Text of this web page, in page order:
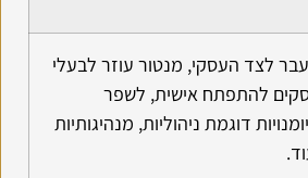
לצד העסקי, מנטור עוזר לבעלי
להתפתח אישית, לשפר
דוגמת ניהוליות, מנהיגותיות